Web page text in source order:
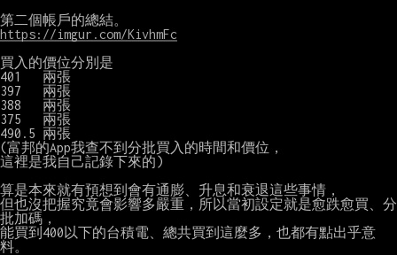
https://imgur.com/KivhmFc
買入的價位分別是
401   兩張
397   兩張
388   兩張
375   兩張
490.5 兩張
(富邦的App我查不到分批買入的時間和價位，
這裡是我自己記錄下來的)
算是本來就有預想到會有通膨、升息和衰退這些事情，
但也沒把握究竟會影響多嚴重，所以當初設定就是愈跌愈買、分
批加碼，
能買到400以下的台積電、總共買到這麼多，也都有點出乎意
料。